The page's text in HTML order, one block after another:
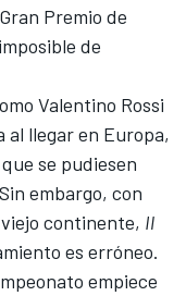
Premio de
de
Valentino Rossi
al llegar en Europa,
se pudiesen
embargo, con
continente, Il
es erróneo.
empiece